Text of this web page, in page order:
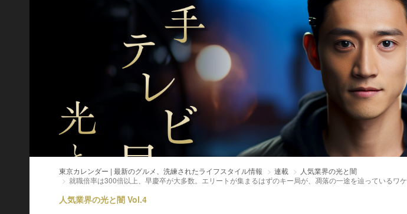
東京カレンダー | 最新のグルメ、洗練されたライフスタイル情報 連載
人気業界の光と闇
就職倍率は300倍以上、早慶卒が大多数。エリートが集まるはずのキー局が、凋落の一途を辿っているワケ
人気業界の光と闇 Vol.4